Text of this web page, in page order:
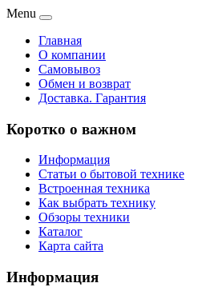
Menu
Главная
О компании
Самовывоз
Обмен и возврат
Доставка. Гарантия
Коротко о важном
Информация
Статьи о бытовой технике
Встроенная техника
Как выбрать технику
Обзоры техники
Каталог
Карта сайта
Информация